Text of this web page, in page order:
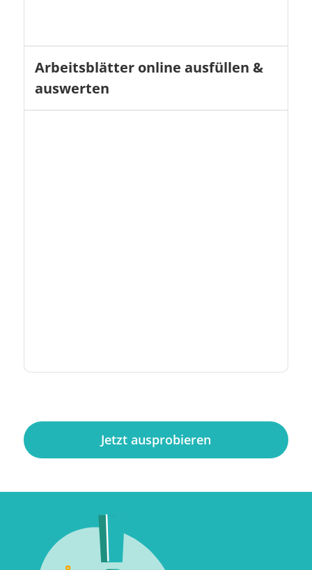
Arbeitsblätter online ausfüllen &
auswerten
Jetzt ausprobieren